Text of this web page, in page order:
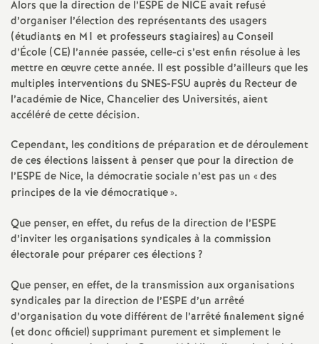
e
s
E
n
s
e
i
g
n
Alors que la direction de l’ESPE de NICE avait refusé
d’organiser l’élection des représentants des usagers
(étudiants en M1 et professeurs stagiaires) au Conseil
d’École (CE) l’année passée, celle-ci s’est enfin résolue à les
mettre en œuvre cette année. Il est possible d’ailleurs que les
multiples interventions du SNES-FSU auprès du Recteur de
l’académie de Nice, Chancelier des Universités, aient
accéléré de cette décision.
Cependant, les conditions de préparation et de déroulement
de ces élections laissent à penser que pour la direction de
l’ESPE de Nice, la démocratie sociale n’est pas un «des
principes de la vie démocratique».
Que penser, en effet, du refus de la direction de l’ESPE
d’inviter les organisations syndicales à la commission
électorale pour préparer ces élections?
Que penser, en effet, de la transmission aux organisations
syndicales par la direction de l’ESPE d’un arrêté
d’organisation du vote différent de l’arrêté finalement signé
(et donc officiel) supprimant purement et simplement le